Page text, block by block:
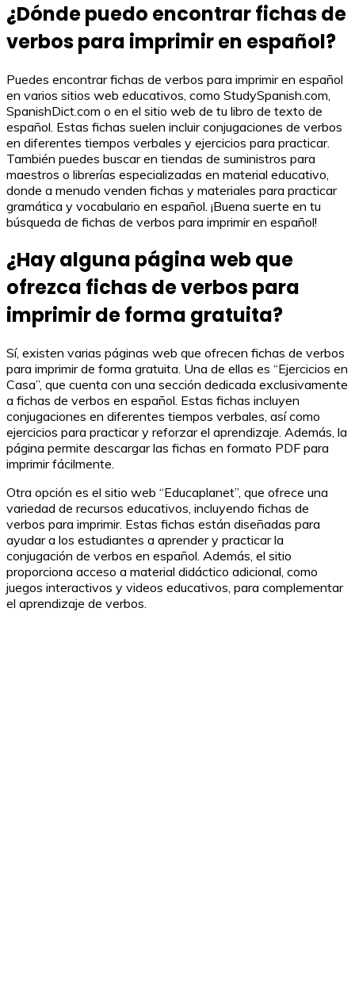
¿Dónde puedo encontrar fichas de
verbos para imprimir en español?
Puedes encontrar fichas de verbos para imprimir en español
en varios sitios web educativos, como StudySpanish.com,
SpanishDict.com o en el sitio web de tu libro de texto de
español. Estas fichas suelen incluir conjugaciones de verbos
en diferentes tiempos verbales y ejercicios para practicar.
También puedes buscar en tiendas de suministros para
maestros o librerías especializadas en material educativo,
donde a menudo venden fichas y materiales para practicar
gramática y vocabulario en español. ¡Buena suerte en tu
búsqueda de fichas de verbos para imprimir en español!
¿Hay alguna página web que
ofrezca fichas de verbos para
imprimir de forma gratuita?
Sí, existen varias páginas web que ofrecen fichas de verbos
para imprimir de forma gratuita. Una de ellas es “Ejercicios en
Casa”, que cuenta con una sección dedicada exclusivamente
a fichas de verbos en español. Estas fichas incluyen
conjugaciones en diferentes tiempos verbales, así como
ejercicios para practicar y reforzar el aprendizaje. Además, la
página permite descargar las fichas en formato PDF para
imprimir fácilmente.
Otra opción es el sitio web “Educaplanet”, que ofrece una
variedad de recursos educativos, incluyendo fichas de
verbos para imprimir. Estas fichas están diseñadas para
ayudar a los estudiantes a aprender y practicar la
conjugación de verbos en español. Además, el sitio
proporciona acceso a material didáctico adicional, como
juegos interactivos y videos educativos, para complementar
el aprendizaje de verbos.